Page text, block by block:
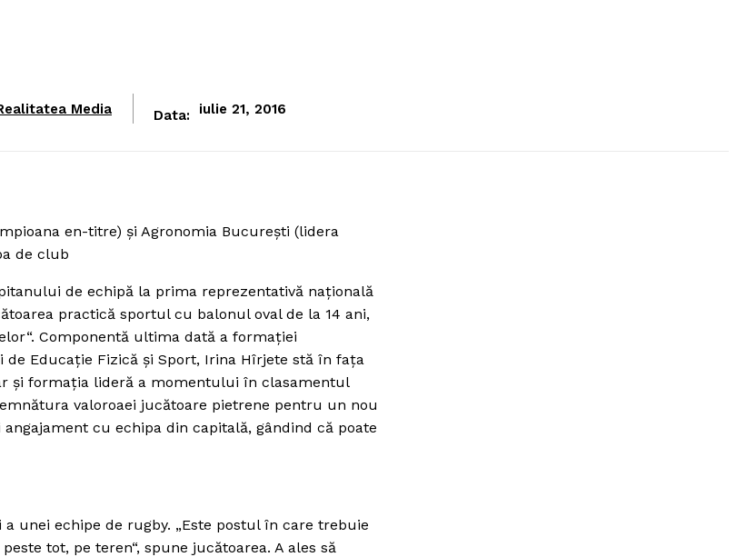
Media Data: iulie 21, 2016
en-titre) şi Agronomia Bucureşti (lidera
de club
de echipă la prima reprezentativă naţională
practică sportul cu balonul oval de la 14 ani,
Componentă ultima dată a formaţiei
Educaţie Fizică şi Sport, Irina Hîrjete stă în faţa
şi formaţia lideră a momentului în clasamentul
valoroaei jucătoare pietrene pentru un nou
cu echipa din capitală, gândind că poate
unei echipe de rugby. „Este postul în care trebuie
tot, pe teren“, spune jucătoarea. A ales să